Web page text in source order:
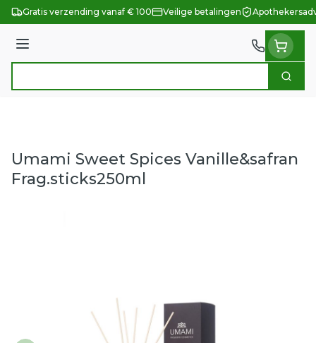
Ga naar de inhoud
Gratis verzending vanaf € 100 Veilige betalingen
Menu
Zoek
Umami Sweet Spices Vanille&safran
Frag.sticks250ml